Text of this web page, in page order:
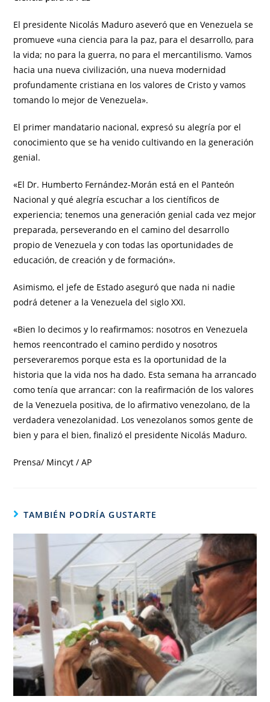
El presidente Nicolás Maduro aseveró que en Venezuela se
promueve «una ciencia para la paz, para el desarrollo, para
la vida; no para la guerra, no para el mercantilismo. Vamos
hacia una nueva civilización, una nueva modernidad
profundamente cristiana en los valores de Cristo y vamos
tomando lo mejor de Venezuela».
El primer mandatario nacional, expresó su alegría por el
conocimiento que se ha venido cultivando en la generación
genial.
«El Dr. Humberto Fernández-Morán está en el Panteón
Nacional y qué alegría escuchar a los científicos de
experiencia; tenemos una generación genial cada vez mejor
preparada, perseverando en el camino del desarrollo
propio de Venezuela y con todas las oportunidades de
educación, de creación y de formación».
Asimismo, el jefe de Estado aseguró que nada ni nadie
podrá detener a la Venezuela del siglo XXI.
«Bien lo decimos y lo reafirmamos: nosotros en Venezuela
hemos reencontrado el camino perdido y nosotros
perseveraremos porque esta es la oportunidad de la
historia que la vida nos ha dado. Esta semana ha arrancado
como tenía que arrancar: con la reafirmación de los valores
de la Venezuela positiva, de lo afirmativo venezolano, de la
verdadera venezolanidad. Los venezolanos somos gente de
bien y para el bien, finalizó el presidente Nicolás Maduro.
Prensa/ Mincyt / AP
TAMBIÉN PODRÍA GUSTARTE